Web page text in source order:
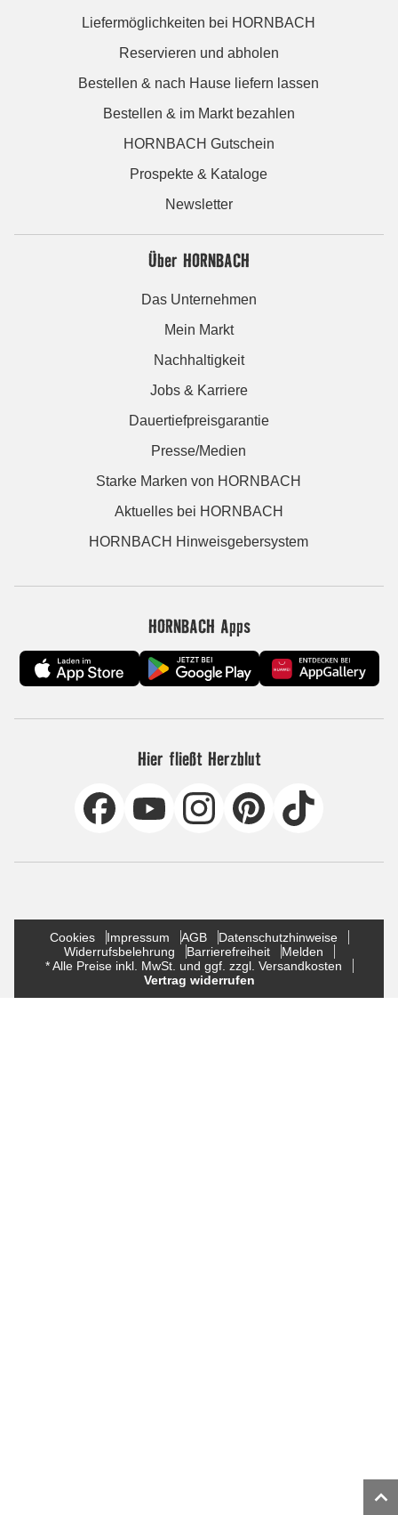
Liefermöglichkeiten bei HORNBACH
Reservieren und abholen
Bestellen & nach Hause liefern lassen
Bestellen & im Markt bezahlen
HORNBACH Gutschein
Prospekte & Kataloge
Newsletter
Über HORNBACH
Das Unternehmen
Mein Markt
Nachhaltigkeit
Jobs & Karriere
Dauertiefpreisgarantie
Presse/Medien
Starke Marken von HORNBACH
Aktuelles bei HORNBACH
HORNBACH Hinweisgebersystem
HORNBACH Apps
Hier fließt Herzblut
Cookies Impressum AGB
Datenschutzhinweise
Widerrufsbelehrung
Barrierefreiheit
Melden
* Alle Preise inkl. MwSt. und ggf. zzgl. Versandkosten
Vertrag widerrufen